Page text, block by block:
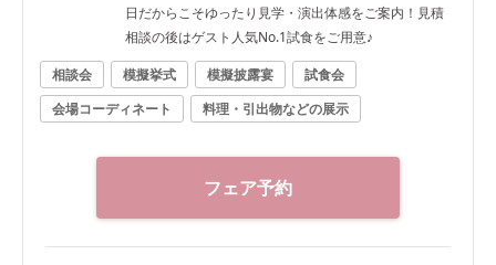
日だからこそゆったり見学・演出体感をご案内！見積
相談の後はゲスト人気No.1試食をご用意♪
相談会
模擬挙式 模擬披露宴
試食会
会場コーディネート
料理・引出物などの展示
フェア予約